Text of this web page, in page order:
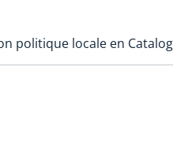
politique locale en